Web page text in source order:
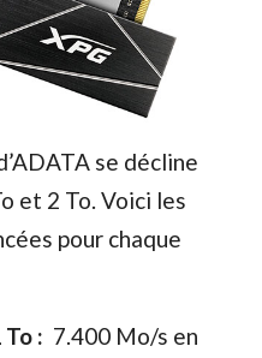
se décline
et 2 To. Voici les
pour chaque
: 7.400 Mo/s en